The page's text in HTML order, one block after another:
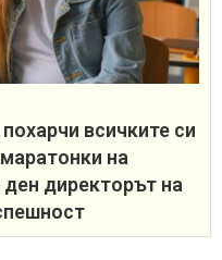
всичките си
на
директорът на